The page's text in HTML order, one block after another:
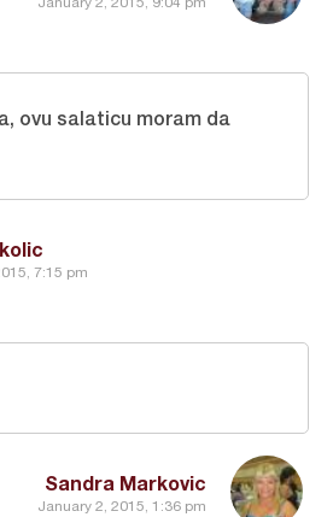
7:15 pm
ovu salaticu moram da
Sandra Markovic
January 2, 2015, 1:36 pm